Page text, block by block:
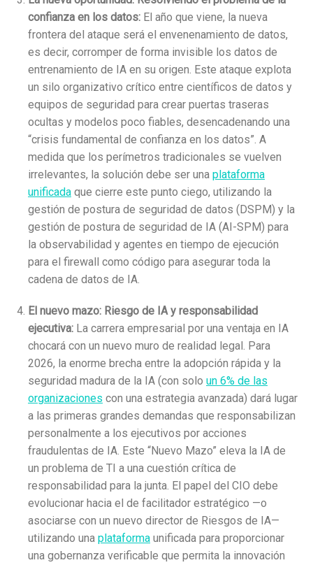
confianza en los datos: El año que viene, la nueva
frontera del ataque será el envenenamiento de datos,
es decir, corromper de forma invisible los datos de
entrenamiento de IA en su origen. Este ataque explota
un silo organizativo crítico entre científicos de datos y
equipos de seguridad para crear puertas traseras
ocultas y modelos poco fiables, desencadenando una
“crisis fundamental de confianza en los datos”. A
medida que los perímetros tradicionales se vuelven
irrelevantes, la solución debe ser una plataforma
unificada que cierre este punto ciego, utilizando la
gestión de postura de seguridad de datos (DSPM) y la
gestión de postura de seguridad de IA (AI-SPM) para
la observabilidad y agentes en tiempo de ejecución
para el firewall como código para asegurar toda la
cadena de datos de IA.
El nuevo mazo: Riesgo de IA y responsabilidad
ejecutiva: La carrera empresarial por una ventaja en IA
chocará con un nuevo muro de realidad legal. Para
2026, la enorme brecha entre la adopción rápida y la
seguridad madura de la IA (con solo un 6% de las
organizaciones con una estrategia avanzada) dará lugar
a las primeras grandes demandas que responsabilizan
personalmente a los ejecutivos por acciones
fraudulentas de IA. Este “Nuevo Mazo” eleva la IA de
un problema de TI a una cuestión crítica de
responsabilidad para la junta. El papel del CIO debe
evolucionar hacia el de facilitador estratégico —o
asociarse con un nuevo director de Riesgos de IA—
utilizando una plataforma unificada para proporcionar
una gobernanza verificable que permita la innovación